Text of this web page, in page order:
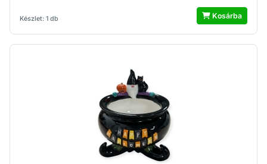
Készlet: 1 db Kosárba